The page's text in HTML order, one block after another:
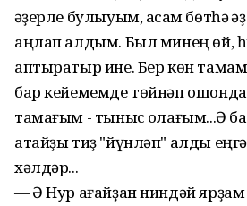
ҡәҙерле булыуым, аҡсам бөтһә
аңлап алдым. Был минең өй,
аптыратыр ине. Бер көн
бар кейемемде төйнәп
тамағым - тыныс ҡолағым...Ә
атайҙы тиҙ "йүнләп" алды
хәлдәр...
— Ә Нур ағайҙан ниндәй